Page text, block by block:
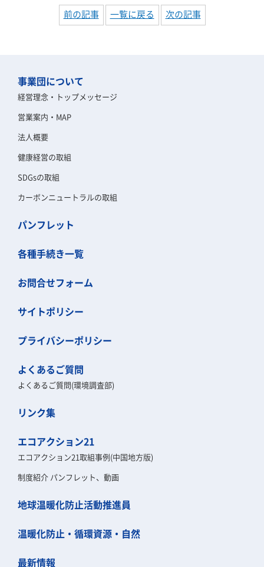
前の記事 一覧に戻る 次の記事
事業団について
経営理念・トップメッセージ
営業案内・MAP
法人概要
健康経営の取組
SDGsの取組
カーボンニュートラルの取組
パンフレット
各種手続き一覧
お問合せフォーム
サイトポリシー
プライバシーポリシー
よくあるご質問
よくあるご質問(環境調査部)
リンク集
エコアクション21
エコアクション21取組事例(中国地方版)
制度紹介 パンフレット、動画
地球温暖化防止活動推進員
温暖化防止・循環資源・自然
最新情報